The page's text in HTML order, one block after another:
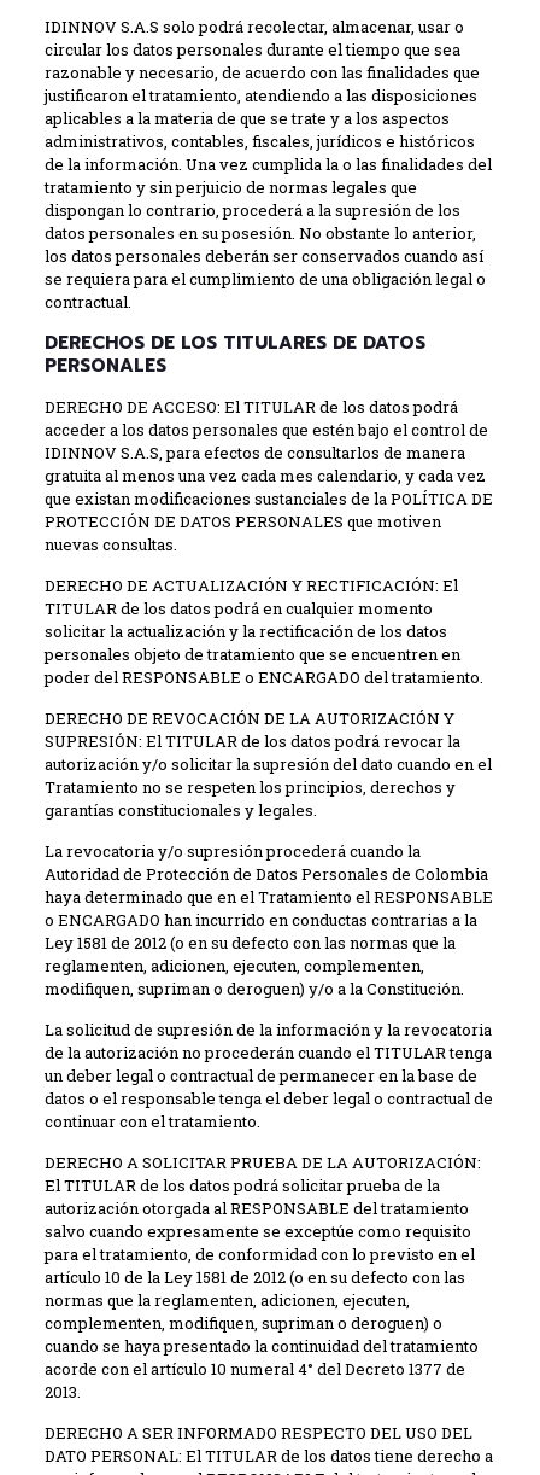
IDINNOV S.A.S solo podrá recolectar, almacenar, usar o
circular los datos personales durante el tiempo que sea
razonable y necesario, de acuerdo con las finalidades que
justificaron el tratamiento, atendiendo a las disposiciones
aplicables a la materia de que se trate y a los aspectos
administrativos, contables, fiscales, jurídicos e históricos
de la información. Una vez cumplida la o las finalidades del
tratamiento y sin perjuicio de normas legales que
dispongan lo contrario, procederá a la supresión de los
datos personales en su posesión. No obstante lo anterior,
los datos personales deberán ser conservados cuando así
se requiera para el cumplimiento de una obligación legal o
contractual.
DERECHOS DE LOS TITULARES DE DATOS
PERSONALES
DERECHO DE ACCESO: El TITULAR de los datos podrá
acceder a los datos personales que estén bajo el control de
IDINNOV S.A.S, para efectos de consultarlos de manera
gratuita al menos una vez cada mes calendario, y cada vez
que existan modificaciones sustanciales de la POLÍTICA DE
PROTECCIÓN DE DATOS PERSONALES que motiven
nuevas consultas.
DERECHO DE ACTUALIZACIÓN Y RECTIFICACIÓN: El
TITULAR de los datos podrá en cualquier momento
solicitar la actualización y la rectificación de los datos
personales objeto de tratamiento que se encuentren en
poder del RESPONSABLE o ENCARGADO del tratamiento.
DERECHO DE REVOCACIÓN DE LA AUTORIZACIÓN Y
SUPRESIÓN: El TITULAR de los datos podrá revocar la
autorización y/o solicitar la supresión del dato cuando en el
Tratamiento no se respeten los principios, derechos y
garantías constitucionales y legales.
La revocatoria y/o supresión procederá cuando la
Autoridad de Protección de Datos Personales de Colombia
haya determinado que en el Tratamiento el RESPONSABLE
o ENCARGADO han incurrido en conductas contrarias a la
Ley 1581 de 2012 (o en su defecto con las normas que la
reglamenten, adicionen, ejecuten, complementen,
modifiquen, supriman o deroguen) y/o a la Constitución.
La solicitud de supresión de la información y la revocatoria
de la autorización no procederán cuando el TITULAR tenga
un deber legal o contractual de permanecer en la base de
datos o el responsable tenga el deber legal o contractual de
continuar con el tratamiento.
DERECHO A SOLICITAR PRUEBA DE LA AUTORIZACIÓN:
El TITULAR de los datos podrá solicitar prueba de la
autorización otorgada al RESPONSABLE del tratamiento
salvo cuando expresamente se exceptúe como requisito
para el tratamiento, de conformidad con lo previsto en el
artículo 10 de la Ley 1581 de 2012 (o en su defecto con las
normas que la reglamenten, adicionen, ejecuten,
complementen, modifiquen, supriman o deroguen) o
cuando se haya presentado la continuidad del tratamiento
acorde con el artículo 10 numeral 4° del Decreto 1377 de
2013.
​DERECHO A SER INFORMADO RESPECTO DEL USO DEL
DATO PERSONAL: El TITULAR de los datos tiene derecho a